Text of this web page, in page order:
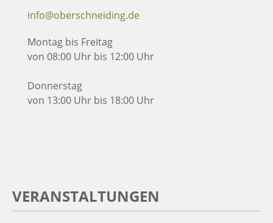
info@oberschneiding.de
Montag bis Freitag
von 08:00 Uhr bis 12:00 Uhr
Donnerstag
von 13:00 Uhr bis 18:00 Uhr
VERANSTALTUNGEN